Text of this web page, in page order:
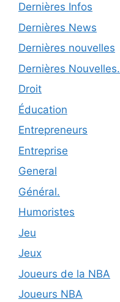
Dernières Infos
Dernières News
Dernières nouvelles
Dernières Nouvelles.
Droit
Éducation
Entrepreneurs
Entreprise
General
Général.
Humoristes
Jeu
Jeux
Joueurs de la NBA
Joueurs NBA